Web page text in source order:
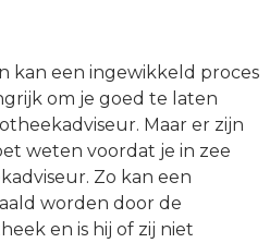
kan een ingewikkeld proces
om je goed te laten
Maar er zijn
weten voordat je in zee
Zo kan een
worden door de
en is hij of zij niet